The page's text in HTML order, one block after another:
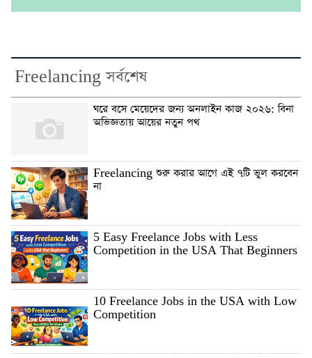
Freelancing সর্বশেষ
ঘরে বসে মেয়েদের জন্য অনলাইন কাজ ২০২৬: বিনা
অভিজ্ঞতায় আয়ের নতুন পথ
Freelancing শুরু করার আগে এই ৭টি ভুল করবেন
না
5 Easy Freelance Jobs with Less
Competition in the USA That Beginners
10 Freelance Jobs in the USA with Low
Competition